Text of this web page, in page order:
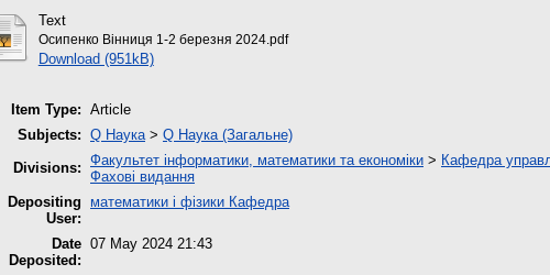
Text
Осипенко Вінниця 1-2 березня 2024.pdf
Download (951kB)
Item Type: Article
Subjects: Q Наука > Q Наука (Загальне)
Divisions: Факультет інформатики, математики та економіки > Кафедра
Фахові видання
Depositing
User:
математики і фізики Кафедра
Date
Deposited:
07 May 2024 21:43